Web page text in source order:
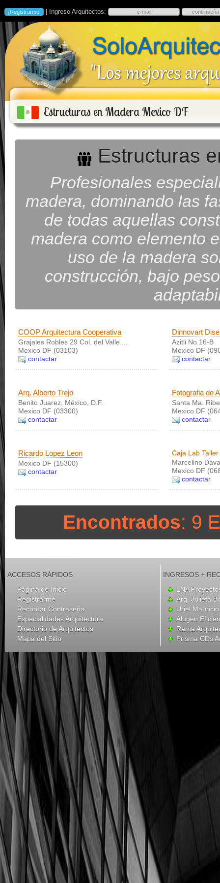
| Ingreso Arquitectos:
Estructuras en Madera Mexico DF
Estructuras
Profesionales
madera, dominando las
de todas aquellas
madera como elemento
uso de la madera
construcción, bajo
COOP Arquitectura Cooperativa
Grajales Robles 29 Col. del Valle ...
Mexico DF (03103)
contactar
Dinnovart
Azitli No.16-B
Mexico DF
contactar
Arq. Alberto Trejo
Benito Juarez, México, D.F.
Mexico DF (03300)
contactar
Fotografia de
Santa Ma.
Mexico DF
contactar
Ricardo Lopez Leon
Mexico DF (15300)
contactar
Caja Lab
Marcelino
Mexico DF
contactar
Encontrados: 9
ACCESOS RÁPIDOS
Página de Inicio
Registrarme
Recordar Contraseña
Especialidades Arquitectura
Directorio de Arquitectos
Mapa del Sitio
INGRESOS +
LNA
Arq. Julieta
Uriel
Alugen
Rama
Prisma CDs